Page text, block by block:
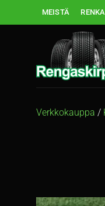
MEISTÄ
Verkkokauppa /